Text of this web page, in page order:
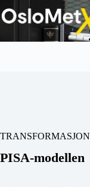
til
innholdet
TRANSFORMASJON
PISA-modellen